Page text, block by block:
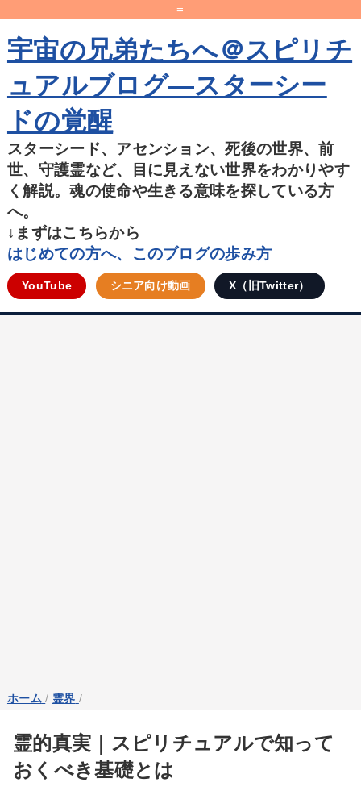
=
宇宙の兄弟たちへ＠スピリチ
ュアルブログ―スターシー
ドの覚醒
スターシード、アセンション、死後の世界、前
世、守護霊など、目に見えない世界をわかりやす
く解説。魂の使命や生きる意味を探している方
へ。
↓まずはこちらから
はじめての方へ、このブログの歩み方
YouTube シニア向け動画 X（旧Twitter）
ホーム / 霊界 /
霊的真実｜スピリチュアルで知って
おくべき基礎とは